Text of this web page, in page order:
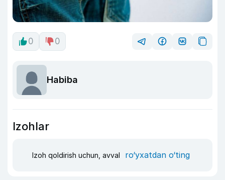
0 0
Habiba
Izohlar
Izoh qoldirish uchun, avval ro‘yxatdan o‘ting